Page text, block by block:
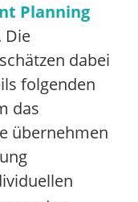
Planning
Die
dabei
folgenden
das
übernehmen